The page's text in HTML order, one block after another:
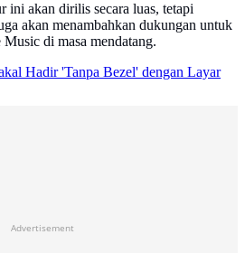
ini akan dirilis secara luas, tetapi
akan menambahkan dukungan untuk
di masa mendatang.
Hadir 'Tanpa Bezel' dengan Layar
Advertisement